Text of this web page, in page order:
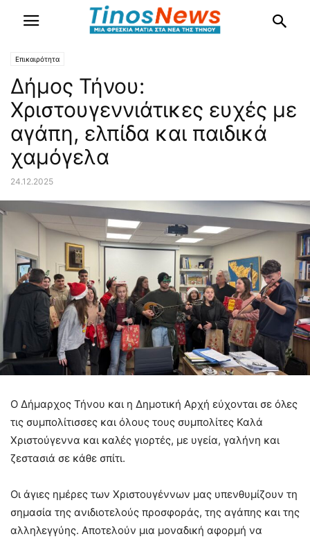
Επικαιρότητα
Δήμος Τήνου:
Χριστουγεννιάτικες ευχές με
αγάπη, ελπίδα και παιδικά
χαμόγελα
24.12.2025
Ο Δήμαρχος Τήνου και η Δημοτική Αρχή εύχονται σε όλες
τις συμπολίτισσες και όλους τους συμπολίτες Καλά
Χριστούγεννα και καλές γιορτές, με υγεία, γαλήνη και
ζεστασιά σε κάθε σπίτι.
​Οι άγιες ημέρες των Χριστουγέννων μας υπενθυμίζουν τη
σημασία της ανιδιοτελούς προσφοράς, της αγάπης και της
αλληλεγγύης. Αποτελούν μια μοναδική αφορμή να